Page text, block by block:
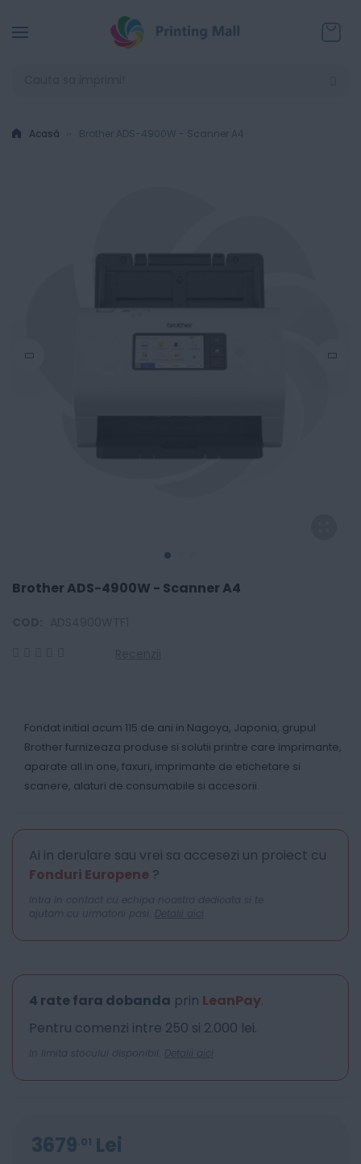
Acasă Brother ADS-4900W - Scanner A4
Brother ADS-4900W - Scanner A4
Fondat initial acum 115 de ani in Nagoya, Japonia, grupul
Brother furnizeaza produse si solutii printre care imprimante,
aparate all in one, faxuri, imprimante de etichetare si
scanere, alaturi de consumabile si accesorii.
Ai in derulare sau vrei sa accesezi un proiect cu
Fonduri Europene ?
Intra in contact cu echipa noastra dedicata si te
ajutam cu urmatorii pasi. Detalii aici
4 rate fara dobanda prin LeanPay.
Pentru comenzi intre 250 si 2.000 lei.
In limita stocului disponibil. Detalii aici
3679 01 Lei